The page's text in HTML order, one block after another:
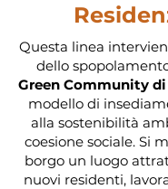
Questa linea
dello
Green Community
modello di
alla sostenibilità
coesione sociale. Si
borgo un luogo
nuovi residenti,